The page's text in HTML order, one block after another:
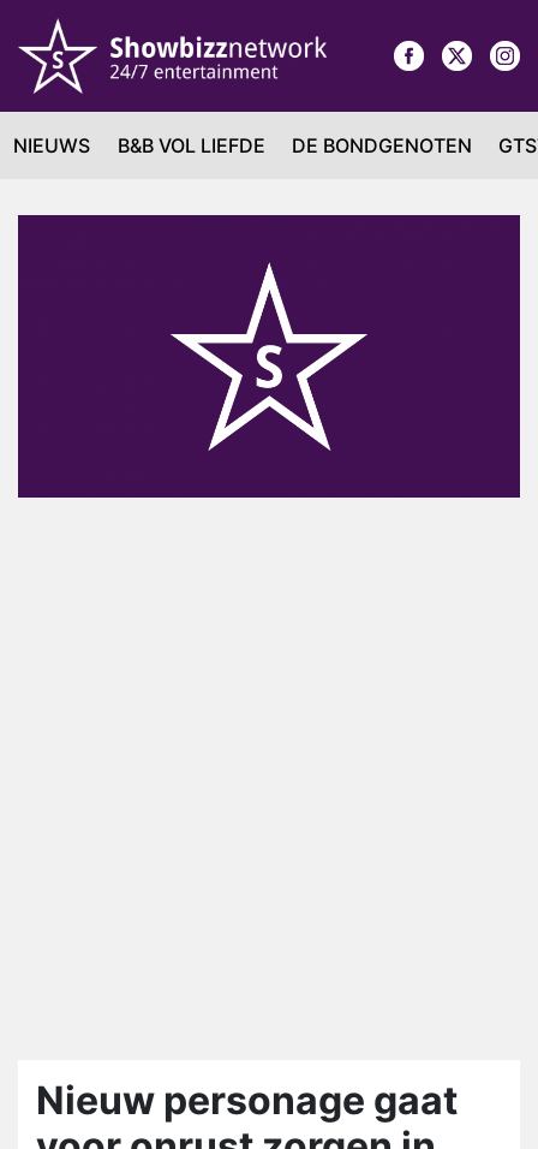
NIEUWS B&B VOL LIEFDE DE BONDGENOTEN
Nieuw personage gaat